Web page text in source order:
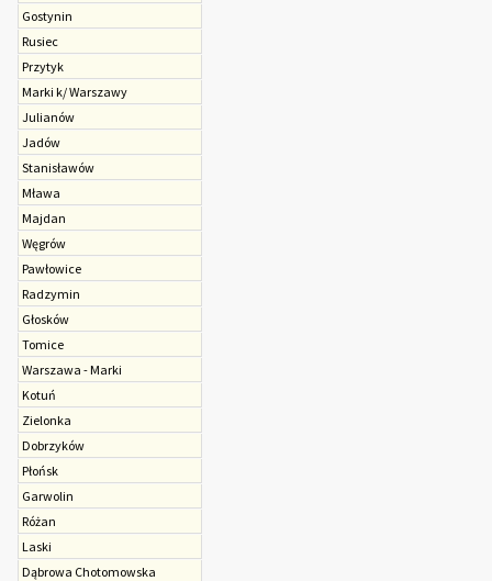
Gostynin
Rusiec
Przytyk
Marki k/ Warszawy
Julianów
Jadów
Stanisławów
Mława
Majdan
Węgrów
Pawłowice
Radzymin
Głosków
Tomice
Warszawa - Marki
Kotuń
Zielonka
Dobrzyków
Płońsk
Garwolin
Różan
Laski
Dąbrowa Chotomowska